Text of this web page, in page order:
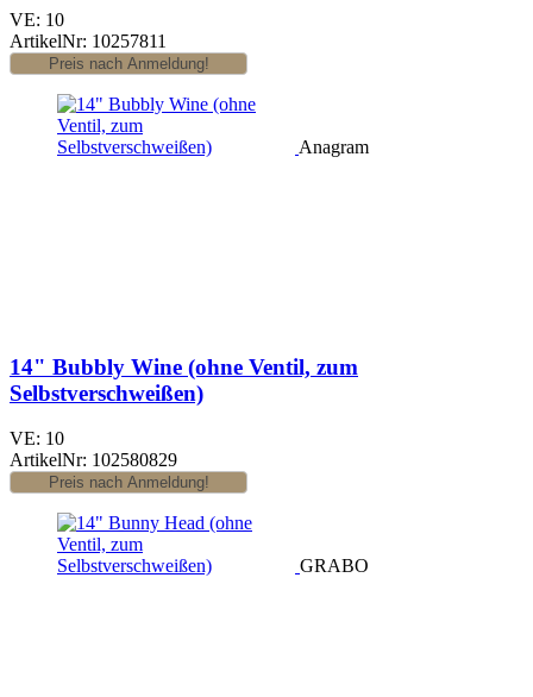
VE: 10
ArtikelNr: 10257811
Anagram
14" Bubbly Wine (ohne Ventil, zum
Selbstverschweißen)
VE: 10
ArtikelNr: 102580829
GRABO